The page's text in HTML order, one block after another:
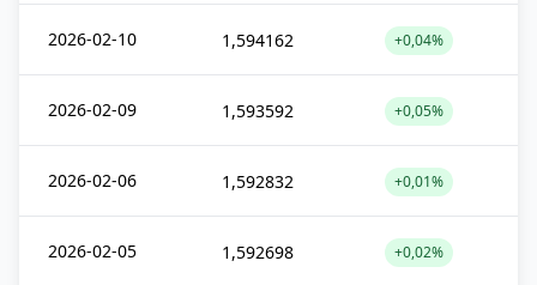
2026-02-10 1,594162 +0,04%
2026-02-09 1,593592 +0,05%
2026-02-06 1,592832 +0,01%
2026-02-05 1,592698 +0,02%